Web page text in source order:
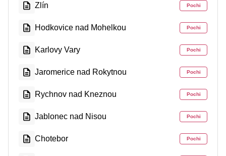
Zlín Pochi
Hodkovice nad Mohelkou Pochi
Karlovy Vary Pochi
Jaromerice nad Rokytnou Pochi
Rychnov nad Kneznou Pochi
Jablonec nad Nisou Pochi
Chotebor Pochi